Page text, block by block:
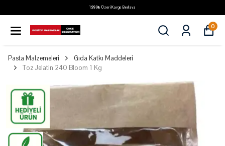
1.999₺ Üzeri Kargo Bedava
0
Pasta Malzemeleri
Gıda Katkı Maddeleri
Toz Jelatin 240 Bloom 1 Kg